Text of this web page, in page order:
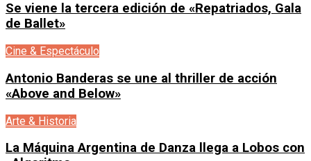
Se viene la tercera edición de «Repatriados, Gala
de Ballet»
Cine & Espectáculo
Antonio Banderas se une al thriller de acción
«Above and Below»
Arte & Historia
La Máquina Argentina de Danza llega a Lobos con